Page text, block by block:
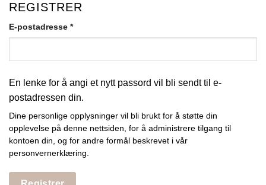
REGISTRER
E-postadresse *Påkrevd
En lenke for å angi et nytt passord vil bli sendt til e-
postadressen din.
Dine personlige opplysninger vil bli brukt for å støtte din
opplevelse på denne nettsiden, for å administrere tilgang til
kontoen din, og for andre formål beskrevet i vår
personvernerklæring.